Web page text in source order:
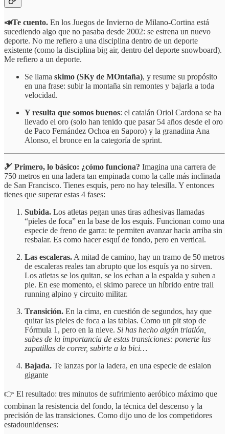
📣Te cuento. En los Juegos de Invierno de Milano-Cortina está
sucediendo algo que no pasaba desde 2002: se estrena un nuevo
deporte. No me refiero a una disciplina dentro de un deporte
existente (como la disciplina big air, dentro del deporte snowboard).
Me refiero a un deporte.
Se llama skimo (SKy de MOntaña), y resume su propósito
en una frase: subir la montaña sin remontes y bajarla a toda
velocidad.
Y resulta que somos buenos: el catalán Oriol Cardona se ha
llevado el oro (solo han tenido que pasar 54 años desde el oro
de Paco Fernández Ochoa en Saporo) y la granadina Ana
Alonso, el bronce en la categoría de sprint.
🎿 Primero, lo básico: ¿cómo funciona? Imagina una carrera de
750 metros en una ladera tan empinada como la calle más inclinada
de San Francisco. Tienes esquís, pero no hay telesilla. Y entonces
tienes que superar estas 4 fases:
Subida. Los atletas pegan unas tiras adhesivas llamadas
“pieles de foca” en la base de los esquís. Funcionan como una
especie de freno de garra: te permiten avanzar hacia arriba sin
resbalar. Es como hacer esquí de fondo, pero en vertical.
Las escaleras. A mitad de camino, hay un tramo de 50 metros
de escaleras reales tan abrupto que los esquís ya no sirven.
Los atletas se los quitan, se los echan a la espalda y suben a
pie. En ese momento, el skimo parece un híbrido entre trail
running alpino y circuito militar.
Transición. En la cima, en cuestión de segundos, hay que
quitar las pieles de foca a las tablas. Como un pit stop de
Fórmula 1, pero en la nieve. Si has hecho algún triatlón,
sabes de la importancia de estas transiciones: ponerte las
zapatillas de correr, subirte a la bici…
Bajada. Te lanzas por la ladera, en una especie de eslalon
gigante
👉 El resultado: tres minutos de sufrimiento aeróbico máximo que
combinan la resistencia del fondo, la técnica del descenso y la
precisión de las transiciones. Como dijo uno de los competidores
estadounidenses: